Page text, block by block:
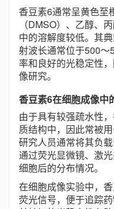
香豆素6通常呈黄色至
（DMSO）、乙醇、
中的溶解度较低。其
射波长通常位于500～
率和良好的光稳定性
像研究。
香豆素6在细胞成像中
由于具有较强疏水性
质结构中，因此常被
研究人员通常将其负
通过荧光显微镜、激
细胞后的分布情况。
在细胞成像实验中，
荧光信号，便于追踪